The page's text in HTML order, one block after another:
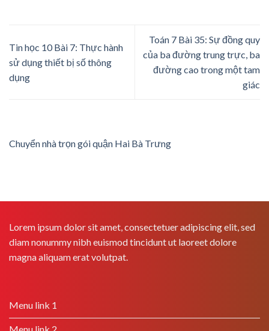
Tin học 10 Bài 7: Thực hành
sử dụng thiết bị số thông
dụng
Toán 7 Bài 35: Sự đồng quy
của ba đường trung trực, ba
đường cao trong một tam
giác
Chuyển nhà trọn gói quận Hai Bà Trưng
Lorem ipsum dolor sit amet, consectetuer adipiscing elit, sed
diam nonummy nibh euismod tincidunt ut laoreet dolore
magna aliquam erat volutpat.
Menu link 1